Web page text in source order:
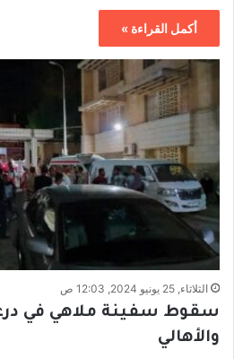
أكمل القراءة »
الثلاثاء, 25 يونيو 2024, 12:03 ص
سقوط سفينة ملاهي في
والأهالي